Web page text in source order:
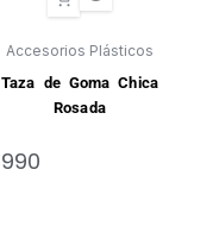
Accesorios Plásticos
Taza de Goma Chica
Rosada
990